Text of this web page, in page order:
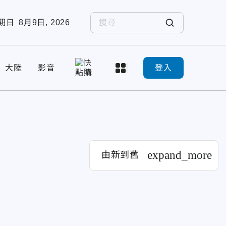
日 8月9日, 2026
大陸 影音 登入
由新到舊 expand_more